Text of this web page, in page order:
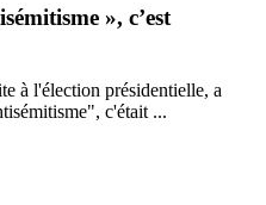
», c’est
à l'élection présidentielle, a
c'était ...